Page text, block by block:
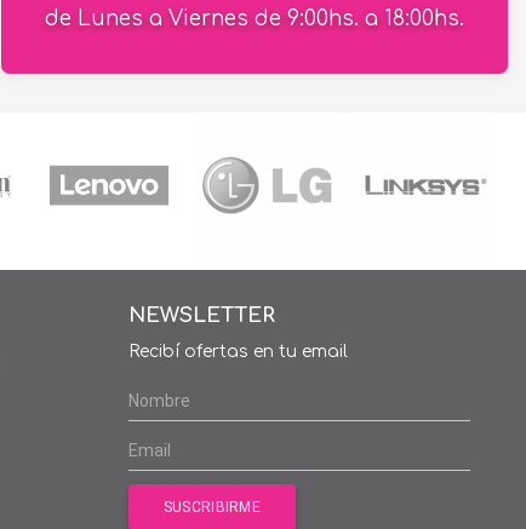
de Lunes a Viernes de 9:00hs. a 18:00hs.
NEWSLETTER
Recibí ofertas en tu email